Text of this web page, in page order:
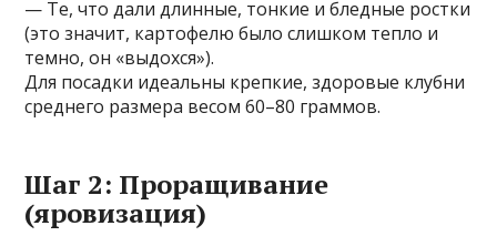
— Те, что дали длинные, тонкие и бледные ростки
(это значит, картофелю было слишком тепло и
темно, он «выдохся»).
Для посадки идеальны крепкие, здоровые клубни
среднего размера весом 60–80 граммов.
Шаг 2: Проращивание
(яровизация)